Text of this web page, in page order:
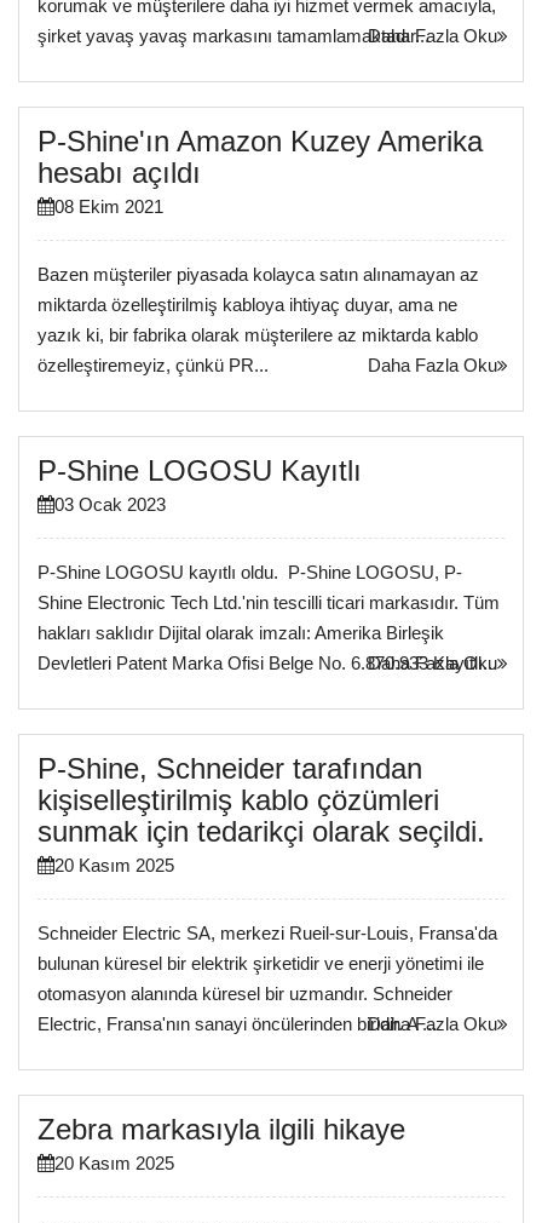
korumak ve müşterilere daha iyi hizmet vermek amacıyla,
şirket yavaş yavaş markasını tamamlamaktadır...Daha Fazla Oku
P-Shine'ın Amazon Kuzey Amerika
hesabı açıldı
08 Ekim 2021
Bazen müşteriler piyasada kolayca satın alınamayan az
miktarda özelleştirilmiş kabloya ihtiyaç duyar, ama ne
yazık ki, bir fabrika olarak müşterilere az miktarda kablo
özelleştiremeyiz, çünkü PR...
Daha Fazla Oku
P-Shine LOGOSU Kayıtlı
03 Ocak 2023
P-Shine LOGOSU kayıtlı oldu. P-Shine LOGOSU, P-
Shine Electronic Tech Ltd.'nin tescilli ticari markasıdır. Tüm
hakları saklıdır Dijital olarak imzalı: Amerika Birleşik
Devletleri Patent Marka Ofisi Belge No. 6.870.933 Kayıtlı...
Daha Fazla Oku
P-Shine, Schneider tarafından
kişiselleştirilmiş kablo çözümleri
sunmak için tedarikçi olarak seçildi.
20 Kasım 2025
Schneider Electric SA, merkezi Rueil-sur-Louis, Fransa'da
bulunan küresel bir elektrik şirketidir ve enerji yönetimi ile
otomasyon alanında küresel bir uzmandır. Schneider
Electric, Fransa'nın sanayi öncülerinden biridir. A ...
Daha Fazla Oku
Zebra markasıyla ilgili hikaye
20 Kasım 2025